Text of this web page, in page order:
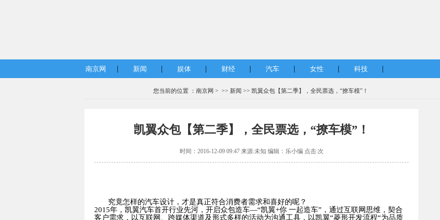
南京网 | 新闻 | 娱体 | 财经 | 汽车 | 女性 | 科技 |
您当前的位置 ： 南京网 > >> 新闻 >> 凯翼众包【第二季】，全民票选，“撩车模”！
凯翼众包【第二季】，全民票选，“撩车模”！
时间：2016-12-09 09:47 来源:未知 编辑：乐小编 点击:次
究竟怎样的汽车设计，才是真正符合消费者需求和喜好的呢？
2015年，凯翼汽车首开行业先河，开启众包造车—“凯翼+你 一起造车”，通过互联网思维，契合
客户需求，以互联网、跨媒体渠道及形式多样的活动为沟通工具，以凯翼“菱形开发流程“为品质